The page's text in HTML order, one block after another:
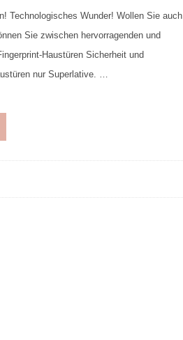
Technologisches Wunder! Wollen Sie auch
Sie zwischen hervorragenden und
Haustüren Sicherheit und
nur Superlative. …